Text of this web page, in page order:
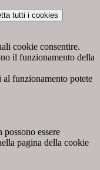
tutti i cookies
cookie consentire.
il funzionamento della
al funzionamento potete
essere
pagina della cookie